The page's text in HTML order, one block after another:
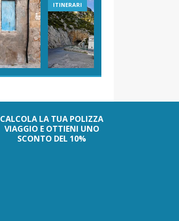
ITINERARI
CALCOLA LA TUA POLIZZA
VIAGGIO E OTTIENI UNO
SCONTO DEL 10%